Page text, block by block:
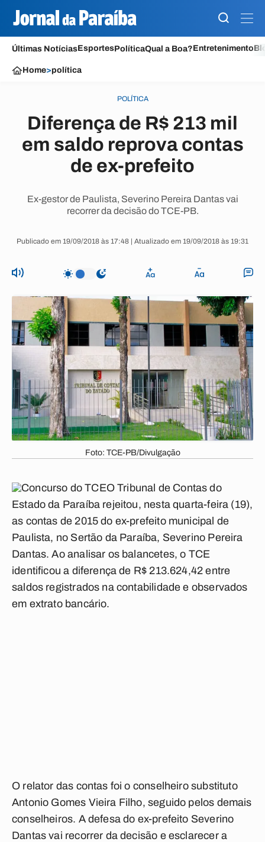
Últimas NotíciasEsportesPolíticaQual a Boa?Entretenimento
Home>política
POLÍTICA
Diferença de R$ 213 mil
em saldo reprova contas
de ex-prefeito
Ex-gestor de Paulista, Severino Pereira Dantas vai
recorrer da decisão do TCE-PB.
Publicado em 19/09/2018 às 17:48 | Atualizado em 19/09/2018 às 19:31
Foto: TCE-PB/Divulgação
O Tribunal de Contas do
Estado da Paraíba rejeitou, nesta quarta-feira (19),
as contas de 2015 do ex-prefeito municipal de
Paulista, no Sertão da Paraíba, Severino Pereira
Dantas. Ao analisar os balancetes, o TCE
identificou a diferença de R$ 213.624,42 entre
saldos registrados na contabilidade e observados
em extrato bancário.
O relator das contas foi o conselheiro substituto
Antonio Gomes Vieira Filho, seguido pelos demais
conselheiros. A defesa do ex-prefeito Severino
Dantas vai recorrer da decisão e esclarecer a